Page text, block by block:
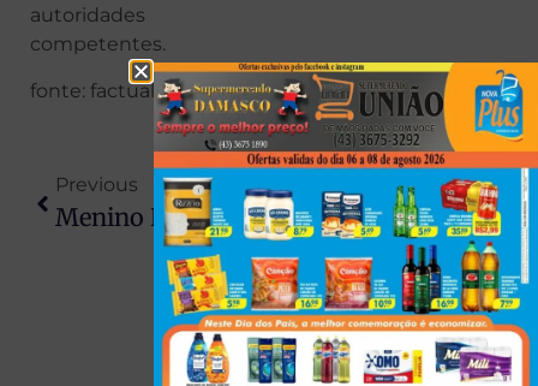
autoridades
competentes.
fonte: factual Londrina
Previous
Menino De 12 Anos Morre Atropelado Por Caminhão; Motorista É Preso Após Teste Apontar Álcool
Next
Anvisa Aprova Novo Medicamento Para Câncer Raro Do Sangue E Amplia Esperança Para Pacientes No Brasil